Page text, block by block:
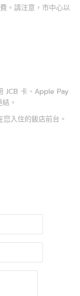
。請注意，市中心以
JCB 卡、Apple Pay
。
入住的飯店前台。